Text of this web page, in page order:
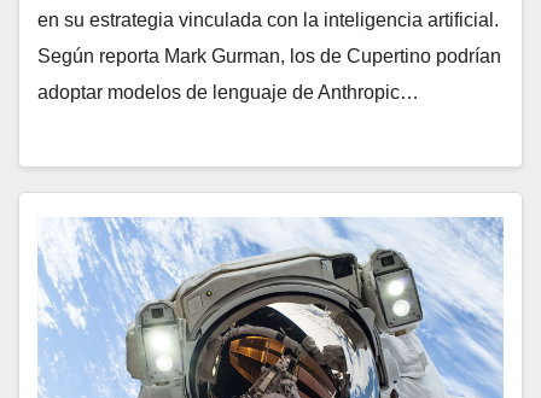
en su estrategia vinculada con la inteligencia artificial.
Según reporta Mark Gurman, los de Cupertino podrían
adoptar modelos de lenguaje de Anthropic…